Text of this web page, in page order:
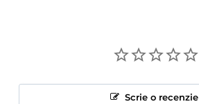
Scrie o recenzie